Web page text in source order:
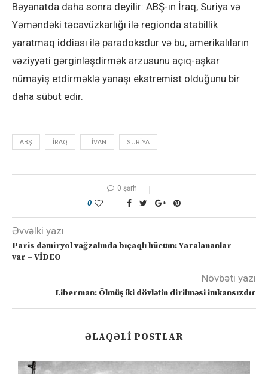
Bəyanatda daha sonra deyilir: ABŞ-ın İraq, Suriya və
Yəməndəki təcavüzkarlığı ilə regionda stabillik
yaratmaq iddiası ilə paradoksdur və bu, amerikalıların
vəziyyəti gərginləşdirmək arzusunu açıq-aşkar
nümayiş etdirməklə yanaşı ekstremist olduğunu bir
daha sübut edir.
ABŞ IRAQ LIVAN SURIYA
0 şərh
0
Əvvəlki yazı
Paris dəmiryol vağzalında bıçaqlı hücum: Yaralananlar
var – VİDEO
Növbəti yazı
Liberman: Ölmüş iki dövlətin dirilməsi imkansızdır
ƏLAQƏLI POSTLAR